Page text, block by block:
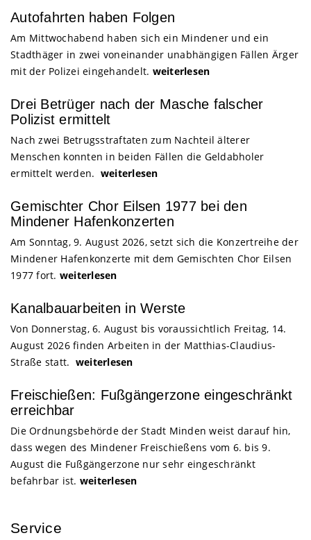
Autofahrten haben Folgen
Am Mittwochabend haben sich ein Mindener und ein
Stadthäger in zwei voneinander unabhängigen Fällen Ärger
mit der Polizei eingehandelt. weiterlesen
Drei Betrüger nach der Masche falscher
Polizist ermittelt
Nach zwei Betrugsstraftaten zum Nachteil älterer
Menschen konnten in beiden Fällen die Geldabholer
ermittelt werden. weiterlesen
Gemischter Chor Eilsen 1977 bei den
Mindener Hafenkonzerten
Am Sonntag, 9. August 2026, setzt sich die Konzertreihe der
Mindener Hafenkonzerte mit dem Gemischten Chor Eilsen
1977 fort. weiterlesen
Kanalbauarbeiten in Werste
Von Donnerstag, 6. August bis voraussichtlich Freitag, 14.
August 2026 finden Arbeiten in der Matthias-Claudius-
Straße statt. weiterlesen
Freischießen: Fußgängerzone eingeschränkt
erreichbar
Die Ordnungsbehörde der Stadt Minden weist darauf hin,
dass wegen des Mindener Freischießens vom 6. bis 9.
August die Fußgängerzone nur sehr eingeschränkt
befahrbar ist. weiterlesen
Service